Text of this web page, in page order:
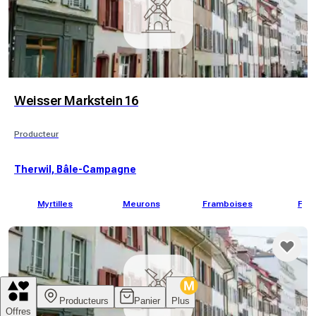
Weisser Markstein 16
Producteur
Therwil, Bâle-Campagne
Myrtilles Meurons Framboises
Offres
Producteurs Panier Plus